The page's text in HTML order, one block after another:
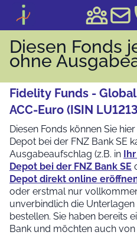
Diesen Fonds
ohne
Fidelity Funds -
ACC-Euro (ISIN
Diesen Fonds können Sie
Depot bei der FNZ Bank SE
Ausgabeaufschlag (z.B. in
Depot bei der FNZ Bank SE
Depot direkt online
oder erstmal nur
unverbindlich die
bestellen. Sie haben bereits
Bank und möchten auch